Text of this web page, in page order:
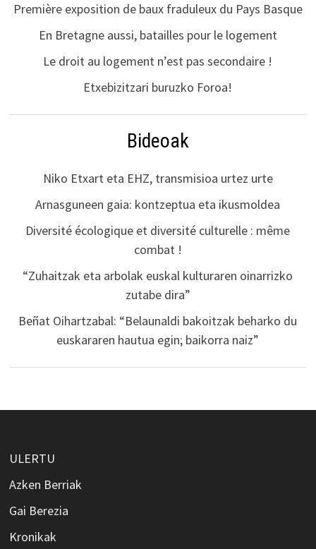
Première exposition de baux fraduleux du Pays Basque
En Bretagne aussi, batailles pour le logement
Le droit au logement n’est pas secondaire !
Etxebizitzari buruzko Foroa!
Bideoak
Niko Etxart eta EHZ, transmisioa urtez urte
Arnasguneen gaia: kontzeptua eta ikusmoldea
Diversité écologique et diversité culturelle : même
combat !
“Zuhaitzak eta arbolak euskal kulturaren oinarrizko
zutabe dira”
Beñat Oihartzabal: “Belaunaldi bakoitzak beharko du
euskararen hautua egin; baikorra naiz”
ULERTU
Azken Berriak
Gai Berezia
Kronikak